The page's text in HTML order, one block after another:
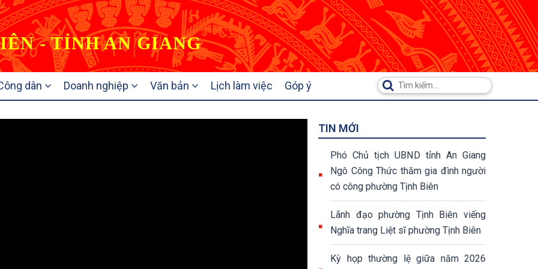
- TỈNH AN GIANG
dân Doanh nghiệp Văn bản Lịch làm việc Góp ý
TIN MỚI
Phó Chủ tịch UBND tỉnh An Giang
Ngô Công Thức thăm gia đình người
có công phường Tịnh Biên
Lãnh đạo phường Tịnh Biên viếng
Nghĩa trang Liệt sĩ phường Tịnh Biên
Kỳ họp thường lệ giữa năm 2026